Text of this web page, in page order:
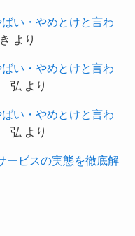
い・やめとけと言わ
より
い・やめとけと言わ
弘 より
い・やめとけと言わ
弘 より
ービスの実態を徹底解